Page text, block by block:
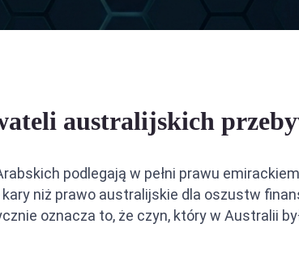
a Arabią Saudyjską
australijskich
podlegają w pełni prawu
niż prawo australijskie dla oszustw
oznacza to, że czyn, który w Australii